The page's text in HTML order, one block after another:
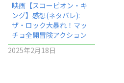
映画【スコーピオン・キ
ング】感想(ネタバレ):
ザ・ロック大暴れ！マッ
チョ全開冒険アクション
2025年2月18日